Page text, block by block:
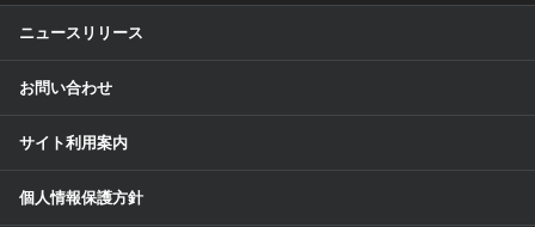
ニュースリリース
お問い合わせ
サイト利用案内
個人情報保護方針